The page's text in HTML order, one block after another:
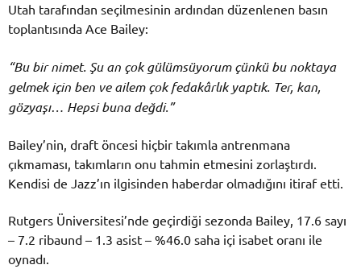
Utah tarafından seçilmesinin ardından düzenlenen basın
toplantısında Ace Bailey:
“Bu bir nimet. Şu an çok gülümsüyorum çünkü bu noktaya
gelmek için ben ve ailem çok fedakârlık yaptık. Ter, kan,
gözyaşı… Hepsi buna değdi.”
Bailey’nin, draft öncesi hiçbir takımla antrenmana
çıkmaması, takımların onu tahmin etmesini zorlaştırdı.
Kendisi de Jazz’ın ilgisinden haberdar olmadığını itiraf etti.
Rutgers Üniversitesi’nde geçirdiği sezonda Bailey, 17.6 sayı
– 7.2 ribaund – 1.3 asist – %46.0 saha içi isabet oranı ile
oynadı.